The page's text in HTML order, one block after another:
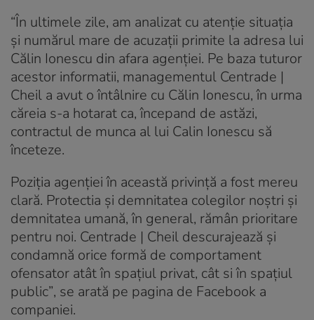
“În ultimele zile, am analizat cu atenţie situaţia
şi numărul mare de acuzaţii primite la adresa lui
Călin Ionescu din afara agenţiei. Pe baza tuturor
acestor informatii, managementul Centrade |
Cheil a avut o întâlnire cu Călin Ionescu, în urma
căreia s-a hotarat ca, începand de astăzi,
contractul de munca al lui Calin Ionescu să
înceteze.
Poziţia agenţiei în această privinţă a fost mereu
clară. Protectia şi demnitatea colegilor noştri şi
demnitatea umană, în general, rămân prioritare
pentru noi. Centrade | Cheil descurajează şi
condamnă orice formă de comportament
ofensator atât în spaţiul privat, cât si în spaţiul
public”, se arată pe pagina de Facebook a
companiei.